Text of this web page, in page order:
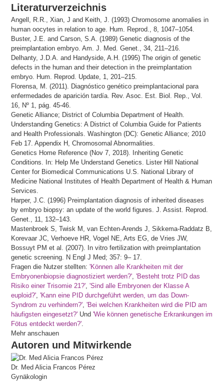
Literaturverzeichnis
Angell, R.R., Xian, J and Keith, J. (1993) Chromosome anomalies in
human oocytes in relation to age. Hum. Reprod., 8, 1047–1054.
Buster, J.E. and Carson, S.A. (1989) Genetic diagnosis of the
preimplantation embryo. Am. J. Med. Genet., 34, 211–216.
Delhanty, J.D.A. and Handyside, A.H. (1995) The origin of genetic
defects in the human and their detection in the preimplantation
embryo. Hum. Reprod. Update, 1, 201–215.
Florensa, M. (2011). Diagnóstico genético preimplantacional para
enfermedades de aparición tardía. Rev. Asoc. Est. Biol. Rep., Vol.
16, Nº 1, pág. 45-46.
Genetic Alliance; District of Columbia Department of Health.
Understanding Genetics: A District of Columbia Guide for Patients
and Health Professionals. Washington (DC): Genetic Alliance; 2010
Feb 17. Appendix H, Chromosomal Abnormalities.
Genetics Home Reference (Nov 7, 2018). Inheriting Genetic
Conditions. In: Help Me Understand Genetics. Lister Hill National
Center for Biomedical Communications U.S. National Library of
Medicine National Institutes of Health Department of Health & Human
Services.
Harper, J.C. (1996) Preimplantation diagnosis of inherited diseases
by embryo biopsy: an update of the world figures. J. Assist. Reprod.
Genet., 11, 132–143.
Mastenbroek S, Twisk M, van Echten-Arends J, Sikkema-Raddatz B,
Korevaar JC, Verhoeve HR, Vogel NE, Arts EG, de Vries JW,
Bossuyt PM et al. (2007). In vitro fertilization with preimplantation
genetic screening. N Engl J Med; 357: 9– 17.
Fragen die Nutzer stellten:'Können alle Krankheiten mit der
Embryonenbiopsie diagnostiziert werden?' ,'Besteht trotz PID das
Risiko einer Trisomie 21?' ,'Sind alle Embryonen der Klasse A
euploid?' ,'Kann eine PID durchgeführt werden, um das Down-
Syndrom zu verhindern?' ,'Bei welchen Krankheiten wird die PID am
häufigsten eingesetzt?' Und'Wie können genetische Erkrankungen im
Fötus entdeckt werden?'
Mehr anschauen
Autoren und Mitwirkende
Dr. Med Alicia Francos Pérez
Gynäkologin